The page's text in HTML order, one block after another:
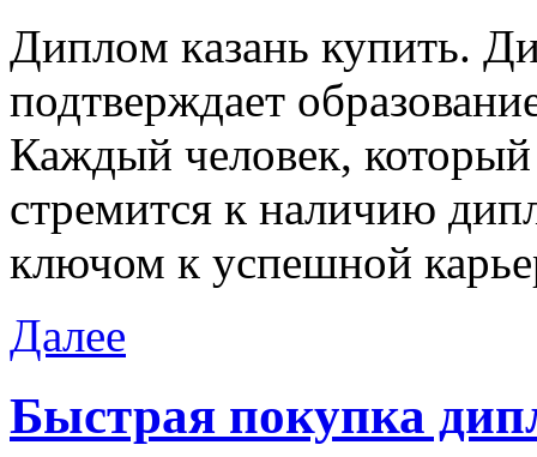
Диплoм кaзaнь купить.
подтверждает
Каждый человек,
стремится к наличию
ключом к успешной
Далее
Быстрая покупка